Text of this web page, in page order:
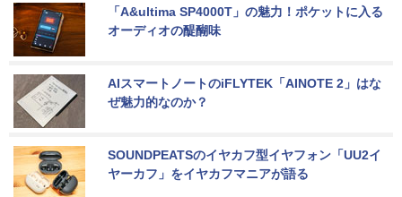
「A&ultima SP4000T」の魅力！ポケットに入る
オーディオの醍醐味
AIスマートノートのiFLYTEK「AINOTE 2」はな
ぜ魅力的なのか？
SOUNDPEATSのイヤカフ型イヤフォン「UU2イ
ヤーカフ」をイヤカフマニアが語る